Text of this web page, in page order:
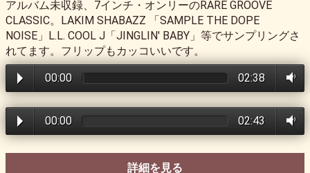
アルバム未収録、7インチ・オンリーのRARE GROOVE
CLASSIC。LAKIM SHABAZZ 「SAMPLE THE DOPE
NOISE」L.L. COOL J「JINGLIN' BABY」等でサンプリングさ
れてます。フリップもカッコいいです。
00:00 02:38
00:00 02:43
詳細を見る